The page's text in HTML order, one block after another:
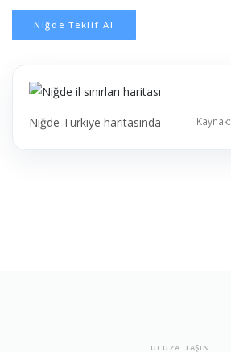
Niğde Teklif Al
Niğde Türkiye haritasında Kaynak:
UCUZA TAŞIN